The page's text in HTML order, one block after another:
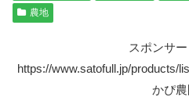
農地
スポンサ
https://www.satofull.jp/products/
かぴ